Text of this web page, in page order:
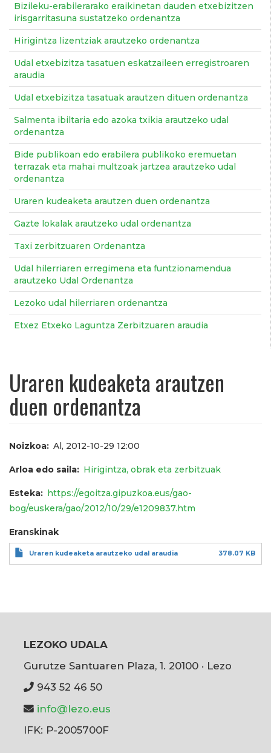
Bizileku-erabilerarako eraikinetan dauden etxebizitzen
irisgarritasuna sustatzeko ordenantza
Hirigintza lizentziak arautzeko ordenantza
Udal etxebizitza tasatuen eskatzaileen erregistroaren
araudia
Udal etxebizitza tasatuak arautzen dituen ordenantza
Salmenta ibiltaria edo azoka txikia arautzeko udal
ordenantza
Bide publikoan edo erabilera publikoko eremuetan
terrazak eta mahai multzoak jartzea arautzeko udal
ordenantza
Uraren kudeaketa arautzen duen ordenantza
Gazte lokalak arautzeko udal ordenantza
Taxi zerbitzuaren Ordenantza
Udal hilerriaren erregimena eta funtzionamendua
arautzeko Udal Ordenantza
Lezoko udal hilerriaren ordenantza
Etxez Etxeko Laguntza Zerbitzuaren araudia
Uraren kudeaketa arautzen
duen ordenantza
Noizkoa Al, 2012-10-29 12:00
Arloa edo saila Hirigintza, obrak eta zerbitzuak
Esteka
https://egoitza.gipuzkoa.eus/gao-
bog/euskera/gao/2012/10/29/e1209837.htm
Eranskinak
Uraren kudeaketa arautzeko udal araudia 378.07 KB
LEZOKO UDALA
Gurutze Santuaren Plaza, 1. 20100 · Lezo
943 52 46 50
info@lezo.eus
IFK: P-2005700F